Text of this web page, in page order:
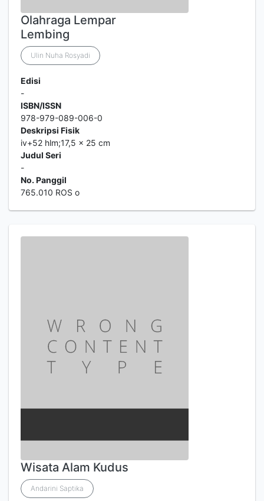
Olahraga Lempar
Lembing
Ulin Nuha Rosyadi
Edisi
-
ISBN/ISSN
978-979-089-006-0
Deskripsi Fisik
iv+52 hlm;17,5 x 25 cm
Judul Seri
-
No. Panggil
765.010 ROS o
Wisata Alam Kudus
Andarini Saptika